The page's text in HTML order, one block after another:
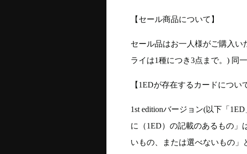
【セール商品について】
セール品はお一人様がご購入い
ライは1種につき3点まで。) 同
【1EDが存在するカードについ
1st editionバージョン(以下「
に（1ED）の記載のあるもの」
いもの、または選べないもの」